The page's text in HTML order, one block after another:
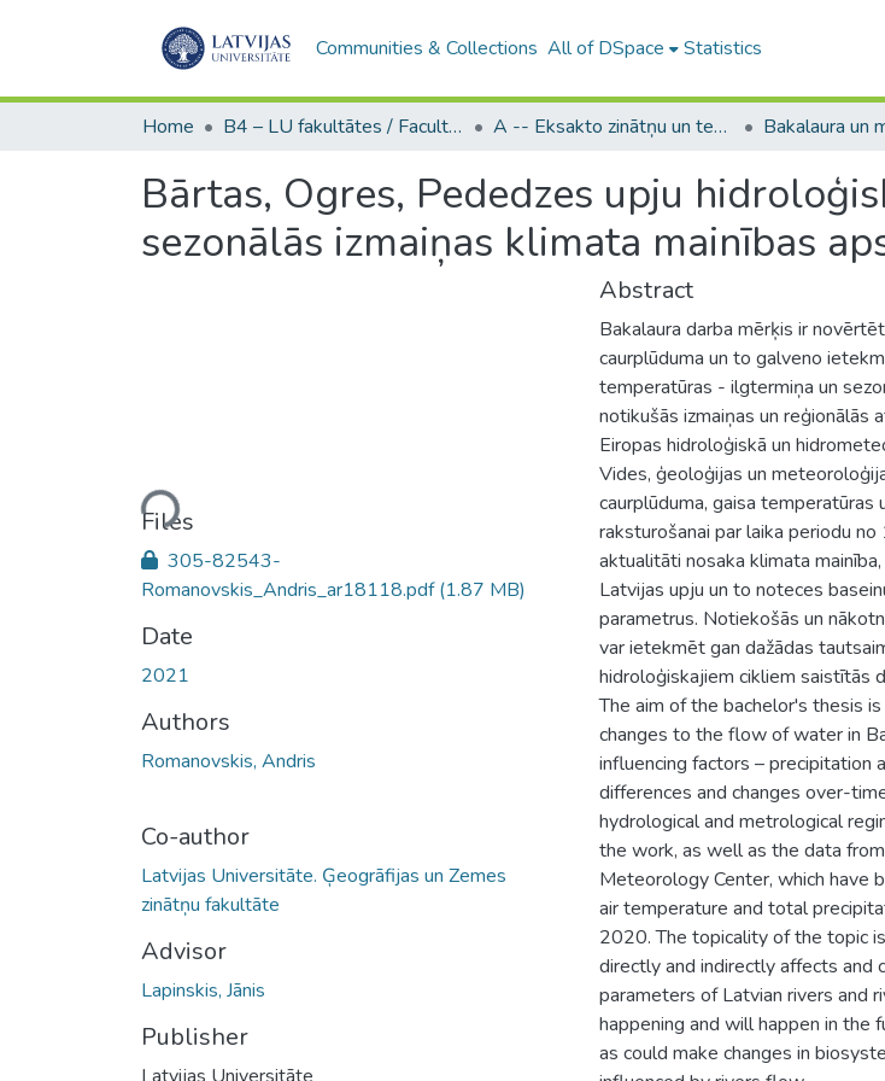
Communities & Collections All of DSpace Statistics
Home B4 – LU fakultātes / Faculties of the UL A -- Eksakto zinātņu un tehnoloģiju fakultāte / Faculty of Science and Technology
Bārtas, Ogres, Pededzes upju
sezonālās izmaiņas klimata mainības
Loading...
Files
305-82543-
Romanovskis_Andris_ar18118.pdf(1.87 MB)
Date
2021
Authors
Romanovskis, Andris
Co-author
Latvijas Universitāte. Ģeogrāfijas un Zemes
zinātņu fakultāte
Advisor
Lapinskis, Jānis
Publisher
Abstract
Bakalaura darba mērķis ir
caurplūduma un to galveno
temperatūras - ilgtermiņa un
notikušās izmaiņas un reģionālās
Eiropas hidroloģiskā un
Vides, ģeoloģijas un
caurplūduma, gaisa temperatūras
raksturošanai par laika periodu
aktualitāti nosaka klimata
Latvijas upju un to noteces
parametrus. Notiekošās un
var ietekmēt gan dažādas
hidroloģiskajiem cikliem saistītās
The aim of the bachelor's thesis
changes to the flow of water in
influencing factors – precipitation
differences and changes over-
hydrological and metrological
the work, as well as the data
Meteorology Center, which have
air temperature and total
2020. The topicality of the topic
directly and indirectly affects and
parameters of Latvian rivers and
happening and will happen in
as could make changes in